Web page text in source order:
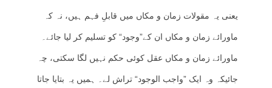
یعنی یہ مقولات زمان و مکاں میں قابلِ فہم ہیں، نہ کہ
ماورائے زمان و مکاں ان کے”وجود“ کو تسلیم کر لیا جائے۔
ماورائے زمان و مکاں عقل کوئی حکم نہیں لگا سکتی، چہ
جائیکہ وہ ایک ”واجب الوجود“ تراش لے۔ ہمیں یہ بتایا جاتا